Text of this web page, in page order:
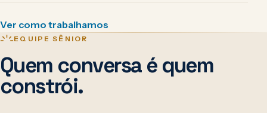
Ver como trabalhamos
EQUIPE SÊNIOR
Quem conversa é quem
constrói.